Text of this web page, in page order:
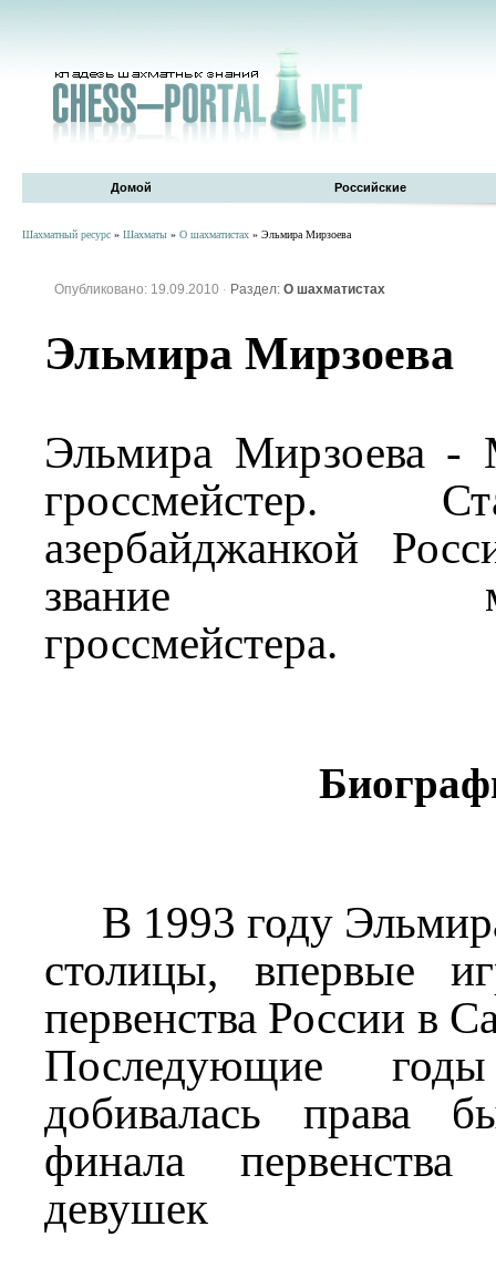
Домой Российские
Шахматный ресурс » Шахматы » О шахматистах » Эльмира Мирзоева
Опубликовано: 19.09.2010 · Раздел: О шахматистах
Эльмира Мирзоева
Эльмира Мирзоева -
гроссмейстер.
азербайджанкой
звание
гроссмейстера.
В 1993 году
столицы, впервые
первенства России в
Последующие
добивалась права
финала
девушек